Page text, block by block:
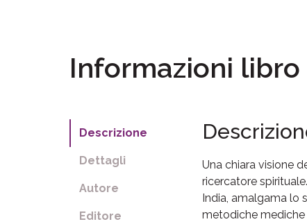
Informazioni libro
Descrizione
Dettagli
Autore
Editore
Una chiara visione
ricercatore
India, amalgama lo
metodiche mediche